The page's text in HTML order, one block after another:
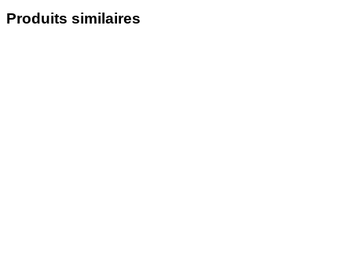
Produits similaires